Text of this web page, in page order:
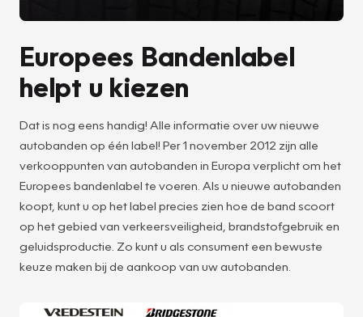
Europees Bandenlabel
helpt u kiezen
Dat is nog eens handig! Alle informatie over uw nieuwe
autobanden op één label! Per 1 november 2012 zijn alle
verkooppunten van autobanden in Europa verplicht om het
Europees bandenlabel te voeren. Als u nieuwe autobanden
koopt, kunt u op het label precies zien hoe de band scoort
op het gebied van verkeersveiligheid, brandstofgebruik en
geluidsproductie. Zo kunt u als consument een bewuste
keuze maken bij de aankoop van uw autobanden.